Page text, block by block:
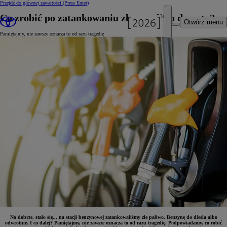
Przejdź do głównej zawartości (Press Enter)
Otwórz menu
Co zrobić po zatankowaniu złego paliwa do auta?
Pamiętajmy, nie zawsze oznacza to od razu tragedię
No dobrze, stało się... na stacji benzynowej zatankowaliśmy złe paliwo. Benzynę do diesla albo
odwrotnie. I co dalej? Pamiętajmy, nie zawsze oznacza to od razu tragedię. Podpowiadamy, co robić